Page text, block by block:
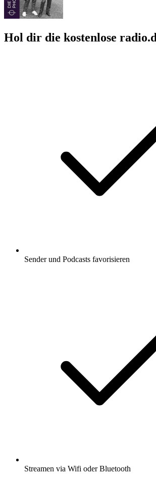
Hol dir die kostenlose
Sender und Podcasts favorisieren
Streamen via Wifi oder Bluetooth